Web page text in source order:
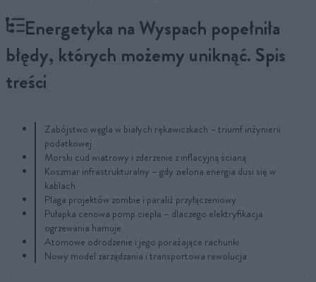
Energetyka na Wyspach popełniła
błędy, których możemy uniknąć. Spis
treści
Zabójstwo węgla w białych rękawiczkach – triumf inżynierii
podatkowej
Morski cud wiatrowy i zderzenie z inflacyjną ścianą
Koszmar infrastrukturalny – gdy zielona energia dusi się w
kablach
Plaga projektów zombie i paraliż przyłączeniowy
Pułapka cenowa pomp ciepła – dlaczego elektryfikacja
ogrzewania hamuje
Atomowe odrodzenie i jego porażające rachunki
Nowy model zarządzania i transportowa rewolucja